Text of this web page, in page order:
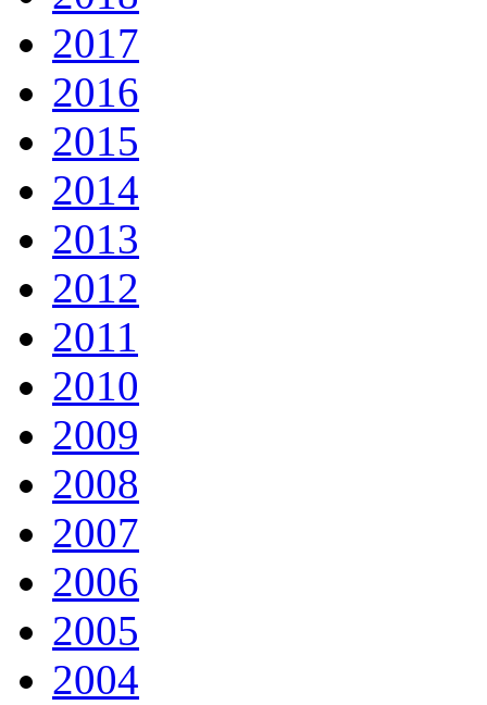
2017
2016
2015
2014
2013
2012
2011
2010
2009
2008
2007
2006
2005
2004